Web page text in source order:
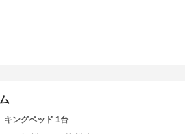
キングベッド 1台